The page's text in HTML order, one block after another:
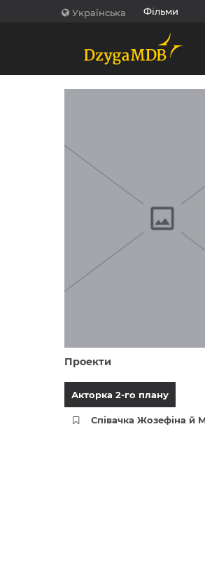
Українська Фільми
Проекти
Акторка 2-го плану
Співачка Жозефіна й